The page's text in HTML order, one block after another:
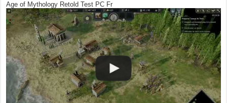
Age of Mythology Retold Test PC Fr